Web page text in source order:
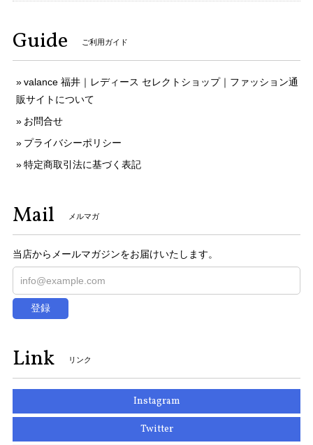
Guide ご利用ガイド
valance 福井｜レディース セレクトショップ｜ファッション通
販サイトについて
お問合せ
プライバシーポリシー
特定商取引法に基づく表記
Mail メルマガ
当店からメールマガジンをお届けいたします。
登録
Link リンク
Instagram
Twitter